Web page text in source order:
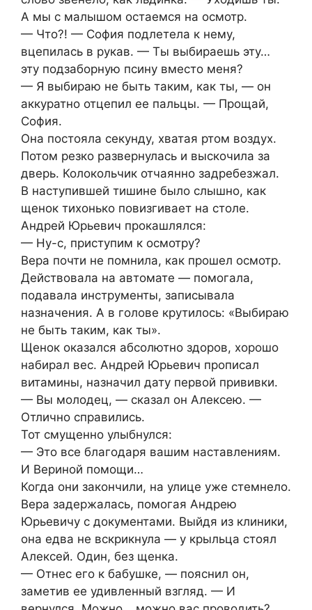
А мы с малышом остаемся на осмотр.
— Что?! — София подлетела к нему,
вцепилась в рукав. — Ты выбираешь эту…
эту подзаборную псину вместо меня?
— Я выбираю не быть таким, как ты, — он
аккуратно отцепил ее пальцы. — Прощай,
София.
Она постояла секунду, хватая ртом воздух.
Потом резко развернулась и выскочила за
дверь. Колокольчик отчаянно задребезжал.
В наступившей тишине было слышно, как
щенок тихонько повизгивает на столе.
Андрей Юрьевич прокашлялся:
— Ну-с, приступим к осмотру?
Вера почти не помнила, как прошел осмотр.
Действовала на автомате — помогала,
подавала инструменты, записывала
назначения. А в голове крутилось: «Выбираю
не быть таким, как ты».
Щенок оказался абсолютно здоров, хорошо
набирал вес. Андрей Юрьевич прописал
витамины, назначил дату первой прививки.
— Вы молодец, — сказал он Алексею. —
Отлично справились.
Тот смущенно улыбнулся:
— Это все благодаря вашим наставлениям.
И Вериной помощи…
Когда они закончили, на улице уже стемнело.
Вера задержалась, помогая Андрею
Юрьевичу с документами. Выйдя из клиники,
она едва не вскрикнула — у крыльца стоял
Алексей. Один, без щенка.
— Отнес его к бабушке, — пояснил он,
заметив ее удивленный взгляд. — И